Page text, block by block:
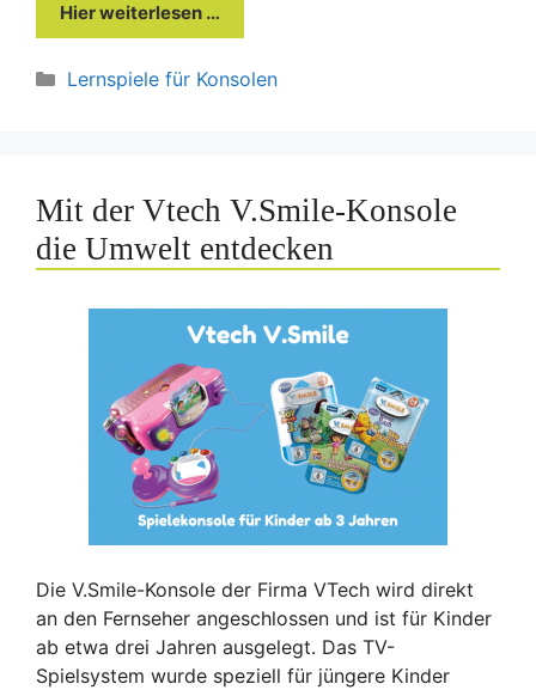
Hier weiterlesen …
Kategorien
Lernspiele für Konsolen
Mit der Vtech V.Smile-Konsole
die Umwelt entdecken
Die V.Smile-Konsole der Firma VTech wird direkt
an den Fernseher angeschlossen und ist für Kinder
ab etwa drei Jahren ausgelegt. Das TV-
Spielsystem wurde speziell für jüngere Kinder